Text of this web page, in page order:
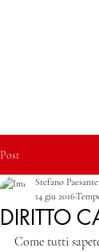
Post
DIRITTO
Stefano Paesante
14 giu 2016
Come tutti